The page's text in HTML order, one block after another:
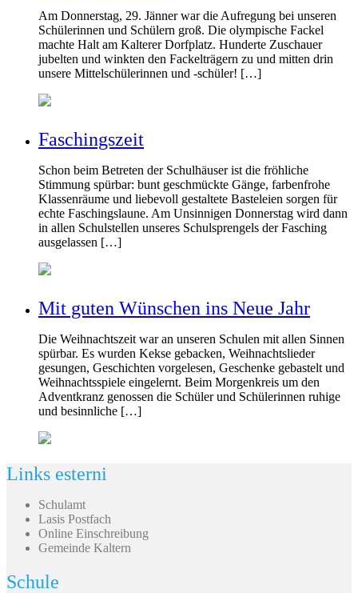
Am Donnerstag, 29. Jänner war die Aufregung bei unseren
Schülerinnen und Schülern groß. Die olympische Fackel
machte Halt am Kalterer Dorfplatz. Hunderte Zuschauer
jubelten und winkten den Fackelträgern zu und mitten drin
unsere Mittelschülerinnen und -schüler! […]
Faschingszeit
Schon beim Betreten der Schulhäuser ist die fröhliche
Stimmung spürbar: bunt geschmückte Gänge, farbenfrohe
Klassenräume und liebevoll gestaltete Basteleien sorgen für
echte Faschingslaune. Am Unsinnigen Donnerstag wird dann
in allen Schulstellen unseres Schulsprengels der Fasching
ausgelassen […]
Mit guten Wünschen ins Neue Jahr
Die Weihnachtszeit war an unseren Schulen mit allen Sinnen
spürbar. Es wurden Kekse gebacken, Weihnachtslieder
gesungen, Geschichten vorgelesen, Geschenke gebastelt und
Weihnachtsspiele eingelernt. Beim Morgenkreis um den
Adventkranz genossen die Schüler und Schülerinnen ruhige
und besinnliche […]
Links esterni
Schulamt
Lasis Postfach
Online Einschreibung
Gemeinde Kaltern
Schule